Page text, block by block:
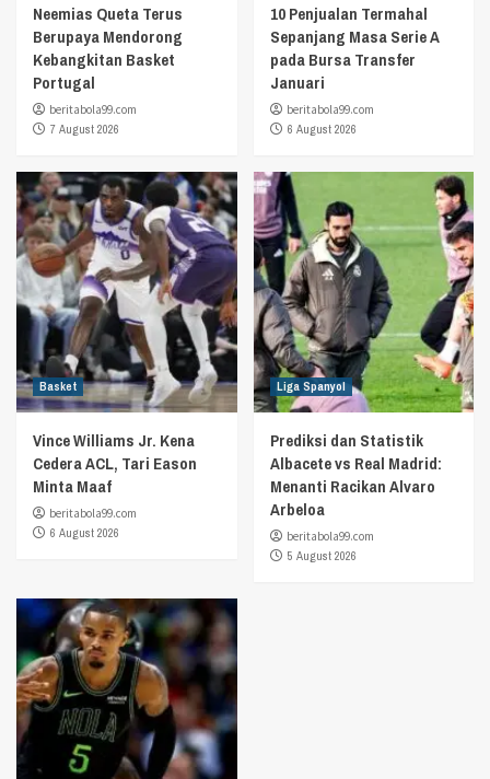
Neemias Queta Terus
Berupaya Mendorong
Kebangkitan Basket
Portugal
beritabola99.com
7 August 2026
10 Penjualan Termahal
Sepanjang Masa Serie A
pada Bursa Transfer
Januari
beritabola99.com
6 August 2026
Basket
Vince Williams Jr. Kena
Cedera ACL, Tari Eason
Minta Maaf
beritabola99.com
6 August 2026
Liga Spanyol
Prediksi dan Statistik
Albacete vs Real Madrid:
Menanti Racikan Alvaro
Arbeloa
beritabola99.com
5 August 2026